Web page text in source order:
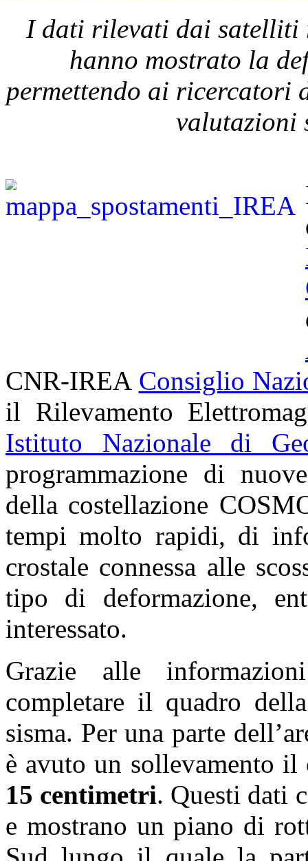
I dati rilevati dai satelliti
hanno mostrato la
permettendo ai ricercatori
valutazioni
CNR-IREA Consiglio
il Rilevamento
Istituto Nazionale di
programmazione di
della costellazione
tempi molto rapidi, di
crostale connessa alle
tipo di deformazione,
interessato.
Grazie alle
completare il quadro
sisma. Per una parte
è avuto un sollevamento
15 centimetri. Questi dati
e mostrano un piano di